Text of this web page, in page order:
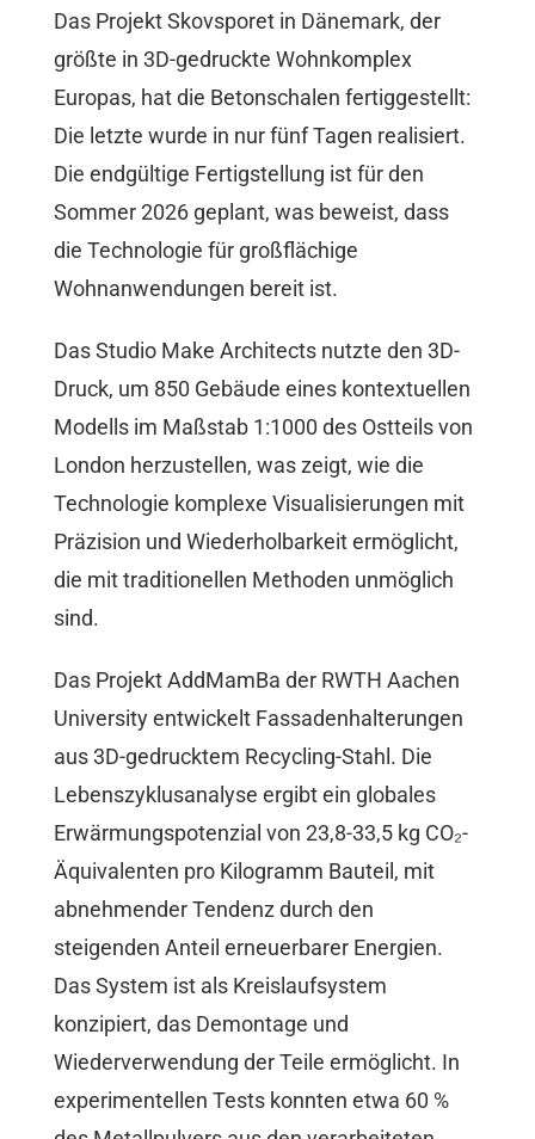
Das Projekt Skovsporet in Dänemark, der
größte in 3D-gedruckte Wohnkomplex
Europas, hat die Betonschalen fertiggestellt:
Die letzte wurde in nur fünf Tagen realisiert.
Die endgültige Fertigstellung ist für den
Sommer 2026 geplant, was beweist, dass
die Technologie für großflächige
Wohnanwendungen bereit ist.
Das Studio Make Architects nutzte den 3D-
Druck, um 850 Gebäude eines kontextuellen
Modells im Maßstab 1:1000 des Ostteils von
London herzustellen, was zeigt, wie die
Technologie komplexe Visualisierungen mit
Präzision und Wiederholbarkeit ermöglicht,
die mit traditionellen Methoden unmöglich
sind.
Das Projekt AddMamBa der RWTH Aachen
University entwickelt Fassadenhalterungen
aus 3D-gedrucktem Recycling-Stahl. Die
Lebenszyklusanalyse ergibt ein globales
Erwärmungspotenzial von 23,8-33,5 kg CO₂-
Äquivalenten pro Kilogramm Bauteil, mit
abnehmender Tendenz durch den
steigenden Anteil erneuerbarer Energien.
Das System ist als Kreislaufsystem
konzipiert, das Demontage und
Wiederverwendung der Teile ermöglicht. In
experimentellen Tests konnten etwa 60 %